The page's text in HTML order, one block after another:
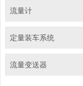
流量计
定量装车系统
流量变送器